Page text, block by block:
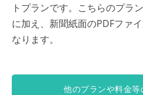
トプランです。こちらのプラ
に加え、新聞紙面のPDFファ
なります。
他のプランや料金等